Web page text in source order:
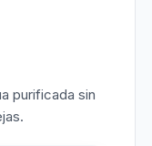
purificada sin